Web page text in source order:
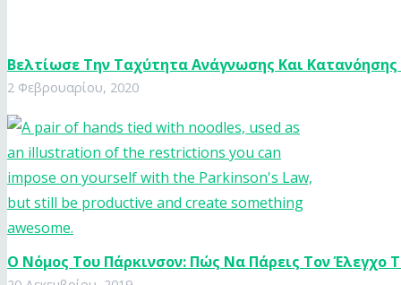
Βελτίωσε Την Ταχύτητα Ανάγνωσης Και
2 Φεβρουαρίου, 2020
Ο Nόμος Του Πάρκινσον: Πώς Να Πάρεις Τον Έλεγχο